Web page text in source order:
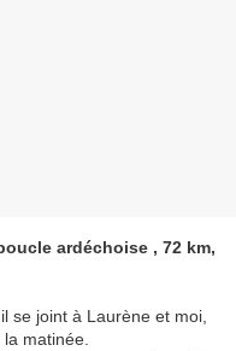
ardéchoise , 72 km,
se joint à Laurène et moi,
matinée.